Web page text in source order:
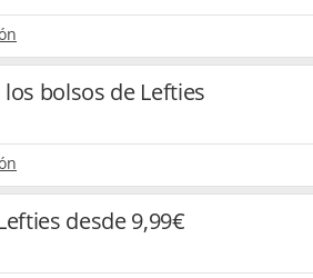
los bolsos de Lefties
desde 9,99€